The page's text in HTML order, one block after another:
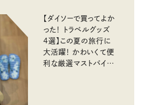
【ダイソーで買ってよか
った！ トラベルグッズ
4選】この夏の旅行に
大活躍！ かわいくて便
利な厳選マストバイア